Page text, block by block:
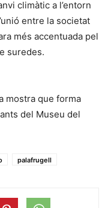
climàtic a l’entorn
entre la societat
més accentuada pel
suredes.
mostra que forma
del Museu del
palafrugell